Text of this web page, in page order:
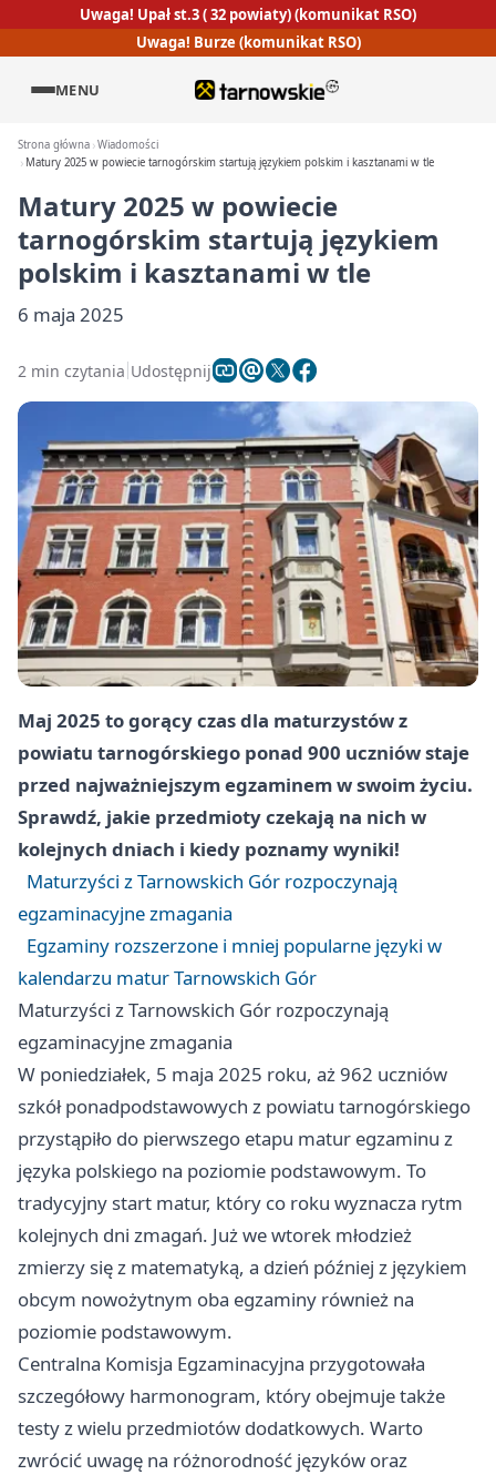
Uwaga! Upał st.3 ( 32 powiaty) (komunikat RSO)
Uwaga! Burze (komunikat RSO)
MENU
Strona główna Wiadomości
Matury 2025 w powiecie tarnogórskim startują językiem polskim i kasztanami w tle
Matury 2025 w powiecie
tarnogórskim startują językiem
polskim i kasztanami w tle
6 maja 2025
2 min czytania Udostępnij
Maj 2025 to gorący czas dla maturzystów z
powiatu tarnogórskiego ponad 900 uczniów staje
przed najważniejszym egzaminem w swoim życiu.
Sprawdź, jakie przedmioty czekają na nich w
kolejnych dniach i kiedy poznamy wyniki!
Maturzyści z Tarnowskich Gór rozpoczynają
egzaminacyjne zmagania
Egzaminy rozszerzone i mniej popularne języki w
kalendarzu matur Tarnowskich Gór
Maturzyści z Tarnowskich Gór rozpoczynają
egzaminacyjne zmagania
W poniedziałek, 5 maja 2025 roku, aż 962 uczniów
szkół ponadpodstawowych z powiatu tarnogórskiego
przystąpiło do pierwszego etapu matur egzaminu z
języka polskiego na poziomie podstawowym. To
tradycyjny start matur, który co roku wyznacza rytm
kolejnych dni zmagań. Już we wtorek młodzież
zmierzy się z matematyką, a dzień później z językiem
obcym nowożytnym oba egzaminy również na
poziomie podstawowym.
Centralna Komisja Egzaminacyjna przygotowała
szczegółowy harmonogram, który obejmuje także
testy z wielu przedmiotów dodatkowych. Warto
zwrócić uwagę na różnorodność języków oraz